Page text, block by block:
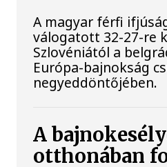
A magyar férfi
válogatott 32-27-re
Szlovéniától a
Európa-bajnokság
negyeddöntőjében.
A
otthonában